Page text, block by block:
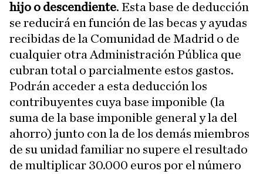
hijo o descendiente. Esta base de deducción
se reducirá en función de las becas y ayudas
recibidas de la Comunidad de Madrid o de
cualquier otra Administración Pública que
cubran total o parcialmente estos gastos.
Podrán acceder a esta deducción los
contribuyentes cuya base imponible (la
suma de la base imponible general y la del
ahorro) junto con la de los demás miembros
de su unidad familiar no supere el resultado
de multiplicar 30.000 euros por el número